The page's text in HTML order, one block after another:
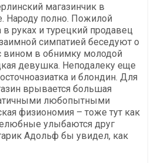
магазинчик в
Народу полно. Пожилой
руках и турецкий продавец
симпатией беседуют о
вином в обнимку молодой
девушка. Неподалеку еще
и блондин. Для
врывается большая
любопытными
физиономия – тоже тут как
улыбаются друг
Адольф бы увидел, как